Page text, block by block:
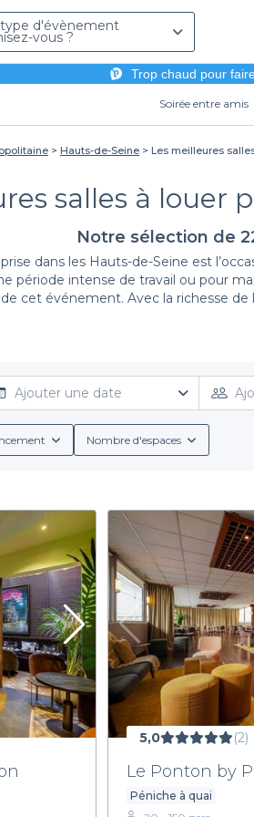
d'évènement
vous ?
Trop chaud pour
Soirée entre amis
Hauts-de-Seine Les meilleures
salles à louer
Notre sélection de
dans les Hauts-de-Seine est
période intense de travail ou pour
cet événement. Avec la richesse
que chaque entreprise a des
en matière de format, de style et
la salle qui correspond à
groupes, des options de restauration
soirée d’entreprise dans les Hauts-
les critères souhaités et
ainsi que d’autres atouts qui
notre sélection de salles à louer
que votre événement soit une
Ajouter une date
Nombre d'espaces
5,0 (2)
Le Ponton by
Péniche à quai